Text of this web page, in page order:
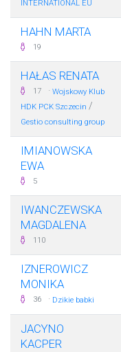
INTERNATIONAL EU
HAHN MARTA
19
HAŁAS RENATA
17 · Wojskowy Klub
HDK PCK Szczecin /
Gestio consulting group
IMIANOWSKA
EWA
5
IWANCZEWSKA
MAGDALENA
110
IZNEROWICZ
MONIKA
36 · Dzikie babki
JACYNO
KACPER